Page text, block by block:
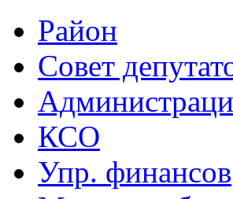
Район
Совет
КСО
Упр. финансов